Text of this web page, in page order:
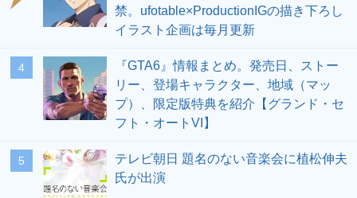
禁。ufotable×ProductionIGの描き下ろし
イラスト企画は毎月更新
4
『GTA6』情報まとめ。発売日、ストー
リー、登場キャラクター、地域（マッ
プ）、限定版特典を紹介【グランド・セ
フト・オートVI】
5
テレビ朝日 題名のない音楽会に植松伸夫
氏が出演